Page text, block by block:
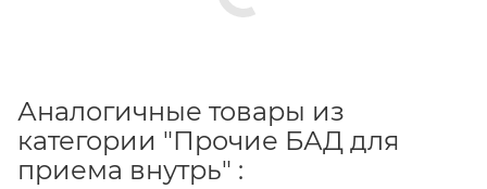
Аналогичные товары из
категории "Прочие БАД для
приема внутрь" :